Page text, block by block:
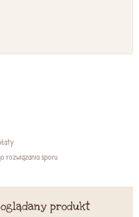
rozwiązania sporu
produkt